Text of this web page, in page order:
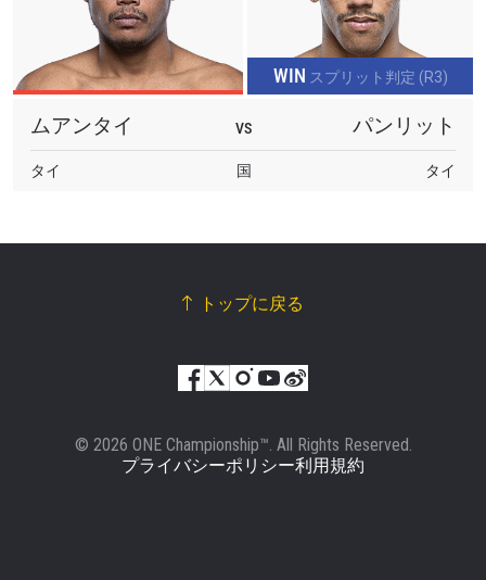
WIN スプリット判定 (R3)
ムアンタイ VS パンリット
タイ 国 タイ
トップに戻る
© 2026 ONE Championship™. All Rights Reserved.
プライバシーポリシー利用規約